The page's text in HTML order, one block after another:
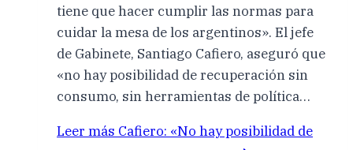
tiene que hacer cumplir las normas para
cuidar la mesa de los argentinos». El jefe
de Gabinete, Santiago Cafiero, aseguró que
«no hay posibilidad de recuperación sin
consumo, sin herramientas de política…
Leer más Cafiero: «No hay posibilidad de